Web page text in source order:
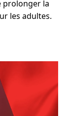
prolonger la
les adultes.